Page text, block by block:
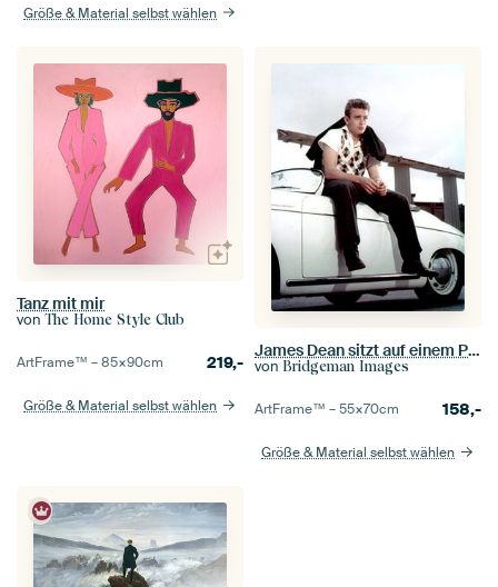
Größe & Material selbst wählen
Tanz mit mir
von The Home Style Club
ArtFrame™ –85×90cm 219,-
Größe & Material selbst wählen
James Dean sitzt auf einem Porsche Speedster
von Bridgeman Images
ArtFrame™ –55×70cm 158,-
Größe & Material selbst wählen